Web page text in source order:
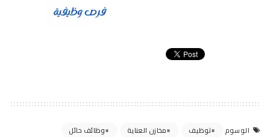
الوسوم توظيف مخازن العناية
وظائف حائل